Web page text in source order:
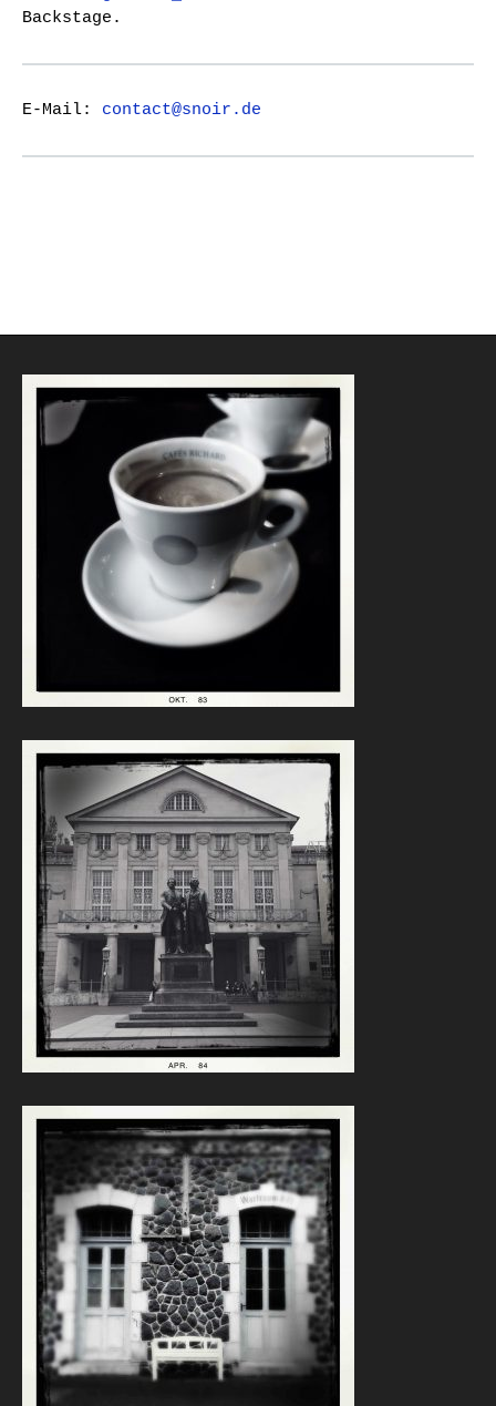
Backstage.
E-Mail: contact@snoir.de